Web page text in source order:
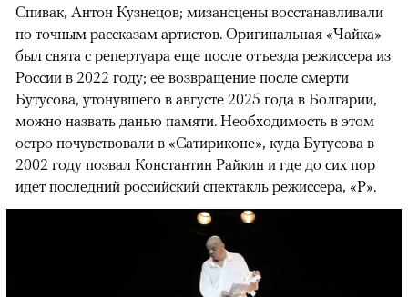
Спивак, Антон Кузнецов; мизансцены восстанавливали
по точным рассказам артистов. Оригинальная «Чайка»
был снята с репертуара еще после отъезда режиссера из
России в 2022 году; ее возвращение после смерти
Бутусова, утонувшего в августе 2025 года в Болгарии,
можно назвать данью памяти. Необходимость в этом
остро почувствовали в «Сатириконе», куда Бутусова в
2002 году позвал Константин Райкин и где до сих пор
идет последний российский спектакль режиссера, «Р».